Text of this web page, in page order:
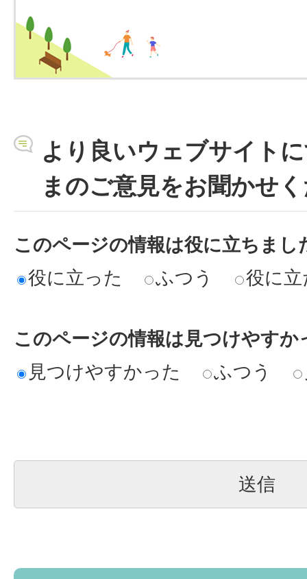
より良いウェブサイト
まのご意見をお聞かせ
このページの情報は役に立ちまし
役に立った
ふつう 役に
このページの情報は見つけやすか
見つけやすかった
ふつう